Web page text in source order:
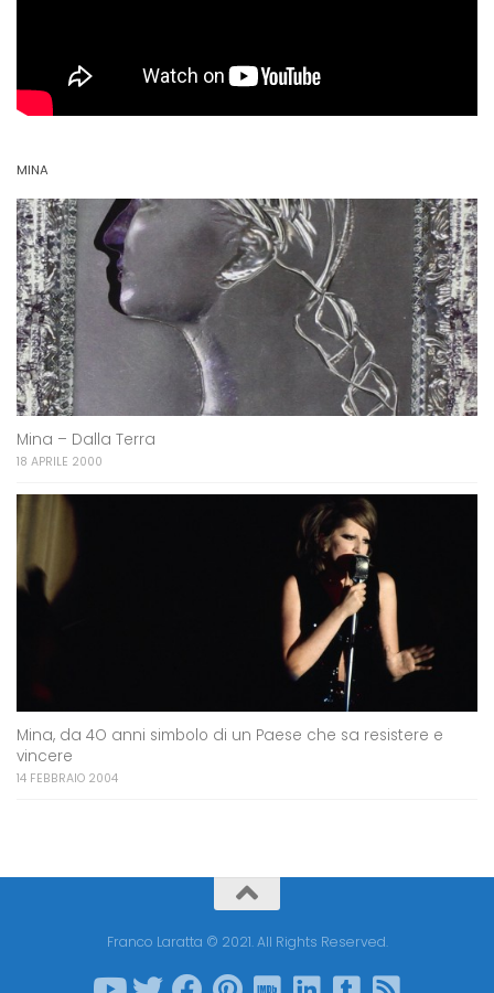
MINA
Mina – Dalla Terra
18 APRILE 2000
Mina, da 4O anni simbolo di un Paese che sa resistere e
vincere
14 FEBBRAIO 2004
Franco Laratta © 2021. All Rights Reserved.